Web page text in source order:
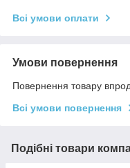
Всі умови оплати
Умови повернення
Повернення товару
Всі умови повернення
Подібні товари